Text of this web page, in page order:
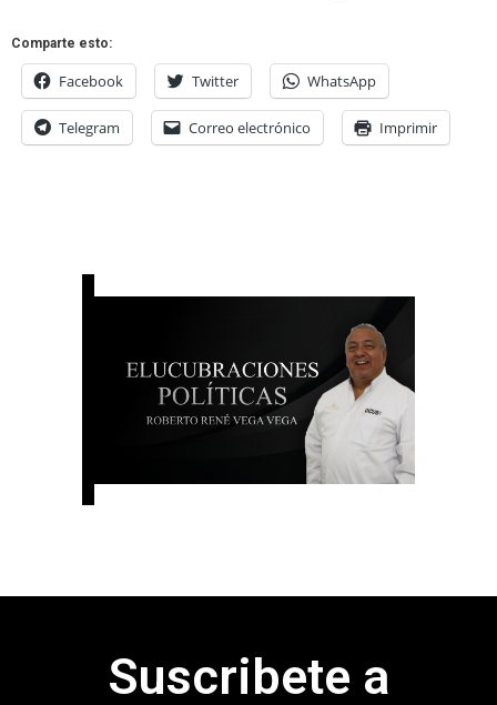
Comparte esto:
Facebook Twitter WhatsApp
Telegram Correo electrónico Imprimir
Suscribete a